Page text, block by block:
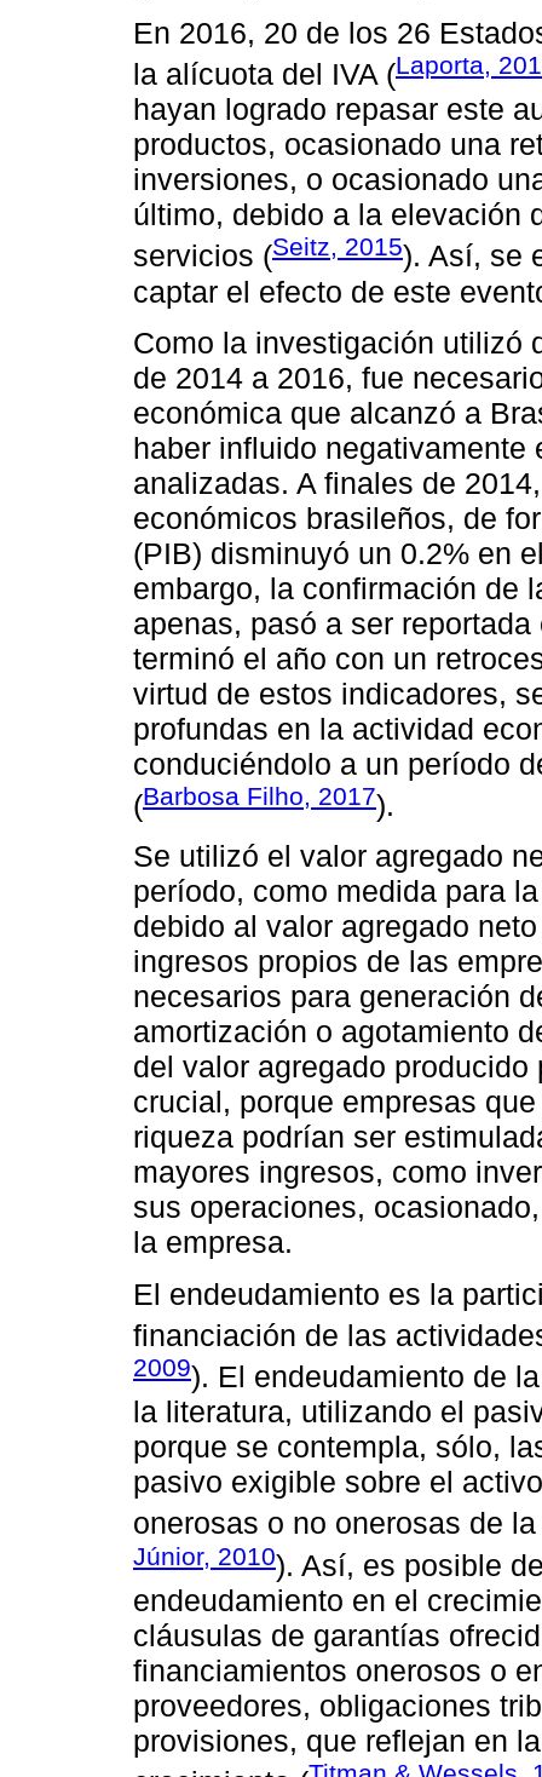
En 2016, 20 de los 26
la alícuota del IVA (Laporta,
hayan logrado repasar este
productos, ocasionado una
inversiones, o ocasionado
último, debido a la elevación
servicios (Seitz, 2015). Así, se
captar el efecto de este
Como la investigación utilizó
de 2014 a 2016, fue
económica que alcanzó a
haber influido
analizadas. A finales de
económicos brasileños, de
(PIB) disminuyó un 0.2% en
embargo, la confirmación de
apenas, pasó a ser
terminó el año con un
virtud de estos indicadores,
profundas en la actividad
conduciéndolo a un período
(Barbosa Filho, 2017).
Se utilizó el valor agregado
período, como medida para
debido al valor agregado
ingresos propios de las
necesarios para generación
amortización o agotamiento
del valor agregado
crucial, porque empresas
riqueza podrían ser
mayores ingresos, como
sus operaciones,
la empresa.
El endeudamiento es la
financiación de las
2009). El endeudamiento de
la literatura, utilizando el
porque se contempla, sólo,
pasivo exigible sobre el
onerosas o no onerosas de
Júnior, 2010). Así, es posible
endeudamiento en el
cláusulas de garantías
financiamientos onerosos o
proveedores, obligaciones
provisiones, que reflejan en